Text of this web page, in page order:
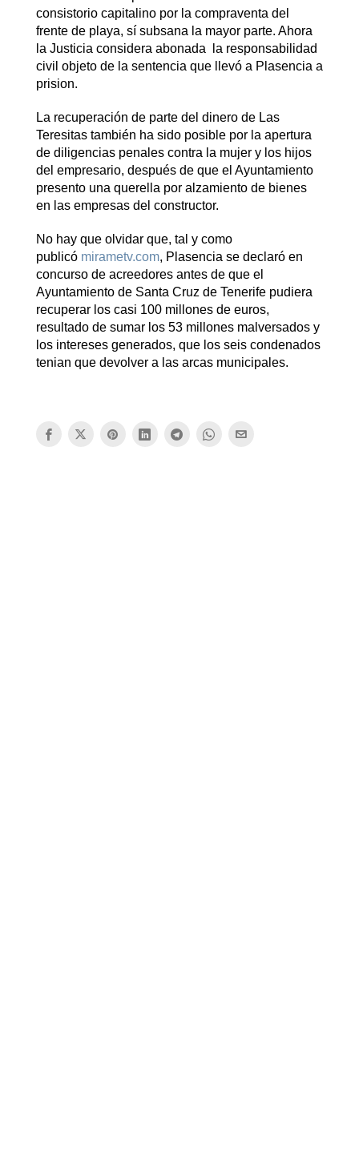
consistorio capitalino por la compraventa del
frente de playa, sí subsana la mayor parte. Ahora
la Justicia considera abonada la responsabilidad
civil objeto de la sentencia que llevó a Plasencia a
prision.
La recuperación de parte del dinero de Las
Teresitas también ha sido posible por la apertura
de diligencias penales contra la mujer y los hijos
del empresario, después de que el Ayuntamiento
presento una querella por alzamiento de bienes
en las empresas del constructor.
No hay que olvidar que, tal y como
publicó mirametv.com, Plasencia se declaró en
concurso de acreedores antes de que el
Ayuntamiento de Santa Cruz de Tenerife pudiera
recuperar los casi 100 millones de euros,
resultado de sumar los 53 millones malversados y
los intereses generados, que los seis condenados
tenian que devolver a las arcas municipales.